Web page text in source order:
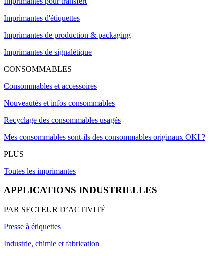
Imprimantes d'étiquettes
Imprimantes de production & packaging
Imprimantes de signalétique
CONSOMMABLES
Consommables et accessoires
Nouveautés et infos consommables
Recyclage des consommables usagés
Mes consommables sont-ils des consommables originaux OKI ?
PLUS
Toutes les imprimantes
APPLICATIONS INDUSTRIELLES
PAR SECTEUR D’ACTIVITÉ
Presse à étiquettes
Industrie, chimie et fabrication